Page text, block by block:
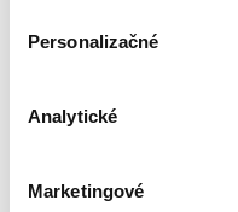
Personalizačné
Analytické
Marketingové
Bestsellery
Najdrahšie
Najlacnejšie